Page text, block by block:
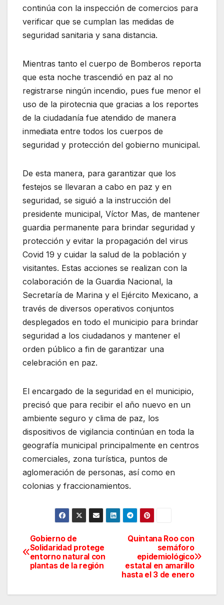
continúa con la inspección de comercios para
verificar que se cumplan las medidas de
seguridad sanitaria y sana distancia.
Mientras tanto el cuerpo de Bomberos reporta
que esta noche trascendió en paz al no
registrarse ningún incendio, pues fue menor el
uso de la pirotecnia que gracias a los reportes
de la ciudadanía fue atendido de manera
inmediata entre todos los cuerpos de
seguridad y protección del gobierno municipal.
De esta manera, para garantizar que los
festejos se llevaran a cabo en paz y en
seguridad, se siguió a la instrucción del
presidente municipal, Víctor Mas, de mantener
guardia permanente para brindar seguridad y
protección y evitar la propagación del virus
Covid 19 y cuidar la salud de la población y
visitantes. Estas acciones se realizan con la
colaboración de la Guardia Nacional, la
Secretaría de Marina y el Ejército Mexicano, a
través de diversos operativos conjuntos
desplegados en todo el municipio para brindar
seguridad a los ciudadanos y mantener el
orden público a fin de garantizar una
celebración en paz.
El encargado de la seguridad en el municipio,
precisó que para recibir el año nuevo en un
ambiente seguro y clima de paz, los
dispositivos de vigilancia continúan en toda la
geografía municipal principalmente en centros
comerciales, zona turística, puntos de
aglomeración de personas, así como en
colonias y fraccionamientos.
Navegación
de
Quintana Roo con
semáforo
epidemiológico
estatal en amarillo
hasta el 3 de enero
Gobierno de
Solidaridad protege
entorno natural con
plantas de la región